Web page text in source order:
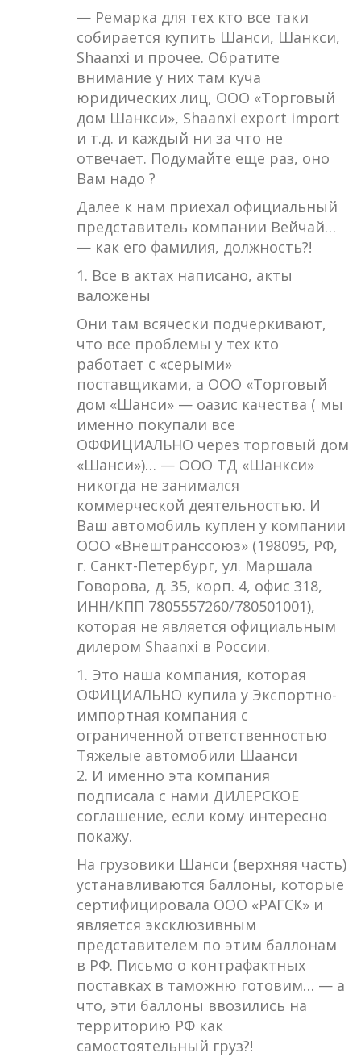
— Ремарка для тех кто все таки
собирается купить Шанси, Шанкси,
Shaanxi и прочее. Обратите
внимание у них там куча
юридических лиц, ООО «Торговый
дом Шанкси», Shaanxi export import
и т.д. и каждый ни за что не
отвечает. Подумайте еще раз, оно
Вам надо ?
Далее к нам приехал официальный
представитель компании Вейчай…
— как его фамилия, должность?!
1. Все в актах написано, акты
валожены
Они там всячески подчеркивают,
что все проблемы у тех кто
работает с «серыми»
поставщиками, а ООО «Торговый
дом «Шанси» — оазис качества ( мы
именно покупали все
ОФФИЦИАЛЬНО через торговый дом
«Шанси»)… — ООО ТД «Шанкси»
никогда не занимался
коммерческой деятельностью. И
Ваш автомобиль куплен у компании
ООО «Внештранссоюз» (198095, РФ,
г. Санкт-Петербург, ул. Маршала
Говорова, д. 35, корп. 4, офис 318,
ИНН/КПП 7805557260/780501001),
которая не является официальным
дилером Shaanxi в России.
1. Это наша компания, которая
ОФИЦИАЛЬНО купила у Экспортно-
импортная компания с
ограниченной ответственностью
Тяжелые автомобили Шаанси
2. И именно эта компания
подписала с нами ДИЛЕРСКОЕ
соглашение, если кому интересно
покажу.
На грузовики Шанси (верхняя часть)
устанавливаются баллоны, которые
сертифицировала ООО «РАГСК» и
является эксклюзивным
представителем по этим баллонам
в РФ. Письмо о контрафактных
поставках в таможню готовим… — а
что, эти баллоны ввозились на
территорию РФ как
самостоятельный груз?!